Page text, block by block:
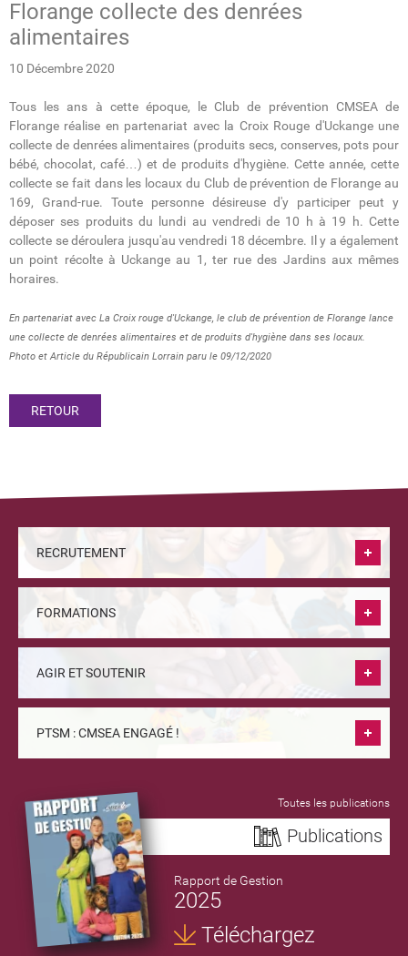
Florange collecte des denrées
alimentaires
10 Décembre 2020
Tous les ans à cette époque, le Club de prévention CMSEA de
Florange réalise en partenariat avec la Croix Rouge d'Uckange une
collecte de denrées alimentaires (produits secs, conserves, pots pour
bébé, chocolat, café…) et de produits d'hygiène. Cette année, cette
collecte se fait dans les locaux du Club de prévention de Florange au
169, Grand-rue. Toute personne désireuse d'y participer peut y
déposer ses produits du lundi au vendredi de 10 h à 19 h. Cette
collecte se déroulera jusqu'au vendredi 18 décembre. Il y a également
un point récolte à Uckange au 1, ter rue des Jardins aux mêmes
horaires.
En partenariat avec La Croix rouge d'Uckange, le club de prévention de Florange lance
une collecte de denrées alimentaires et de produits d'hygiène dans ses locaux.
Photo et Article du Républicain Lorrain paru le 09/12/2020
RETOUR
RECRUTEMENT
FORMATIONS
AGIR ET SOUTENIR
PTSM : CMSEA ENGAGÉ !
Toutes les publications
Publications
Rapport de Gestion
2025
Téléchargez